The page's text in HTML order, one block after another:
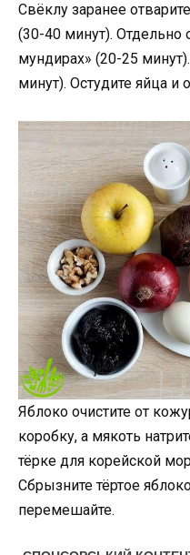
Свёклу заранее
(30-40 минут). Отдельно
мундирах» (20-25
минут). Остудите яйца и
Яблоко очистите от
коробку, а мякоть
тёрке для корейской
Сбрызните тёртое
перемешайте.